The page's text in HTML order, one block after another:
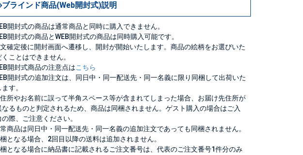
ブラインド商品(Web開封式)説明
開封式の商品は通常商品と同時に購入できません。
開封式の商品とWEB開封式の商品は同時購入可能です。
確定後に開封画面へ遷移し、開封が開始いたします。商品の絵柄をお選びいた
くことはできません。
開封式商品の注意点はこちら
開封式の追加注文は、同日中・同一配送先・同一名義に限り同梱して出荷いた
ます。
所やお名前に誤って半角スペース等が含まれてしまった場合、お届け先住所が
なるものと判定されるため、商品は同梱されません。ゲスト購入の場合はご入
の際、ご注意ください。
商品は同日中・同一配送先・同一名義の追加注文であっても同梱されません。
となる場合、2回目以降の送料は追加されません。
となる場合に納品書に記載されるご注文番号は、代表のご注文番号1件分のみ